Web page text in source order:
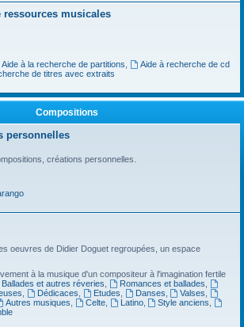
ressources musicales
Aide à la recherche de partitions
Aide à recherche de cd
de titres avec extraits
Compositions
personnelles
créations personnelles.
oeuvres de Didier Doguet regroupées, un espace
à la musique d'un compositeur à l'imagination fertile
Ballades et autres réveries Romances et ballades
Dédicaces Etudes Danses Valses
Autres musiques Celte, Latino, Style anciens